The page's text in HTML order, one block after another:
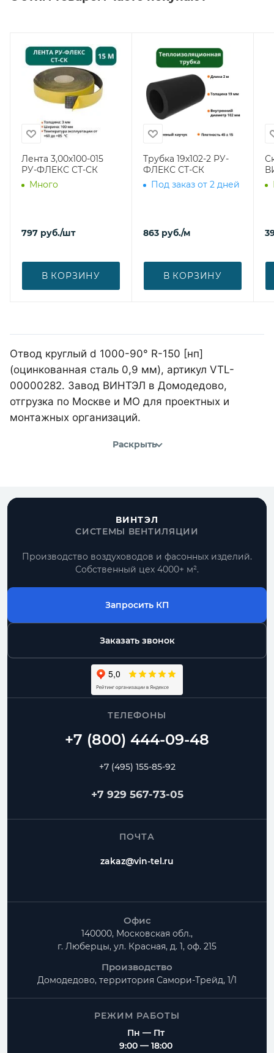
Лента 3,00х100-015
РУ-ФЛЕКС СТ-СК
Много
797 руб./шт
В КОРЗИНУ
Трубка 19х102-2 РУ-
ФЛЕКС СТ-СК
Под заказ от 2 дней
863 руб./м
В КОРЗИНУ
Отвод круглый d 1000-90° R-150 [нп]
(оцинкованная сталь 0,9 мм), артикул VTL-
00000282. Завод ВИНТЭЛ в Домодедово,
отгрузка по Москве и МО для проектных и
монтажных организаций.
Раскрыть
ВИНТЭЛ
СИСТЕМЫ ВЕНТИЛЯЦИИ
Производство воздуховодов и фасонных изделий.
Собственный цех 4000+ м².
Запросить КП
Заказать звонок
ТЕЛЕФОНЫ
+7 (495) 155-85-92
+7 929 567-73-05
ПОЧТА
zakaz@vin-tel.ru
Офис
140000, Московская обл.,
г. Люберцы, ул. Красная, д. 1, оф. 215
Производство
Домодедово, территория Самори-Трейд, 1/1
РЕЖИМ РАБОТЫ
Пн — Пт
9:00 — 18:00